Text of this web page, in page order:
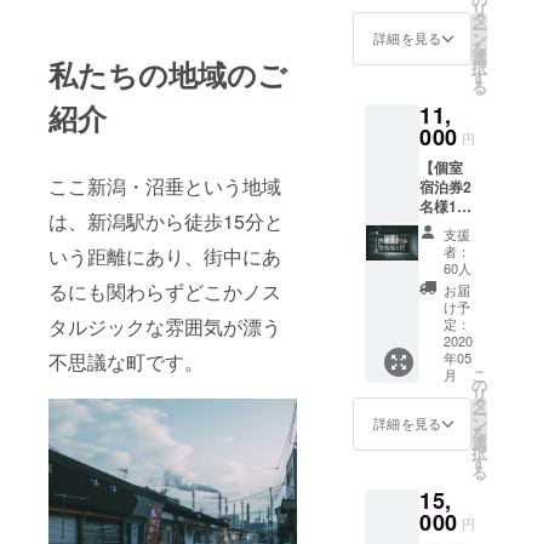
私たちの地域のご
紹介
ここ新潟・沼垂という地域
は、新潟駅から徒歩15分と
いう距離にあり、街中にあ
るにも関わらずどこかノス
タルジックな雰囲気が漂う
不思議な町です。
垂まち
歩き
一式 こ
のマッ
プを見
なが
ら、想
像まち
歩きを
お楽し
み下さ
い。 ◎
おかず
味噌は2
種類あ
りま
す。お
好みの
方をお
選び下
さい。
に限り
がある
為、数
ぜひご
自宅で
なりbar
しみ下
さい。
④沼垂
まち歩
きマッ
プ一式
この
マップ
を見な
がら、
想像ま
ち歩き
をお楽
しみ下
ターン
を使用
伝え下
さい。
※お子様
同室可
能で
す。0〜
3歳無
料、4
歳〜未
就学児
1500円
を宿泊
当日に
別途頂
戴致し
※使用期
間：ク
ディン
グ終了
付きの
メール
予約は
空室状
認の
上、
ホーム
ページ
orお電
話にて
お願い
致しま
す。そ
の際
に、
「クラ
ファン
ディン
を使用
する」
とても
好評な
宅で、
なりの
朝ごは
んを再
現して
みて下
さい！
（こち
らの
コース
にはな
りbarで
も取り
扱って
いる
「あま
ざけ」
のあま
ざけも
の日本
酒を
色々と
お出し
ます。
その中
でも定
番とし
て置い
ている
のが
「今代
司酒
造 純
米酒天
然水仕
み」。
米だけ
で作ら
れた、
れをメ
イン
に、そ
詳細を見る
リ
タ
ー
ン
を
選
択
す
る
11,
000 円
【個室
宿泊券2
名様1
泊】 個
室（和
室）に
てご宿
泊頂け
ます。
宿泊に
は、併
設のbar
にて使
用可能
な1ドリ
ンク券
ていま
す。沼
垂の魅
支援
者：
60人
お届
け予
定：
2020
年05
月
詳細を見る
こ
の
リ
タ
ー
ン
を
選
択
す
る
15,
000 円